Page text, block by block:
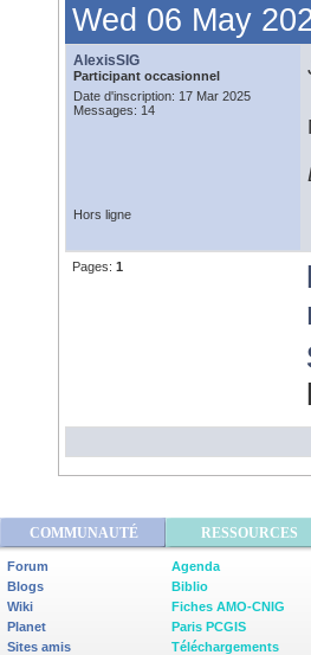
Wed 06 May
AlexisSIG
Participant occasionnel
Date d'inscription: 17 Mar 2025
Messages: 14
Hors ligne
Pages: 1
COMMUNAUTÉ RESSOURCES
Forum
Blogs
Wiki
Planet
Sites amis
Agenda
Biblio
Fiches AMO-CNIG
Paris PCGIS
Téléchargements